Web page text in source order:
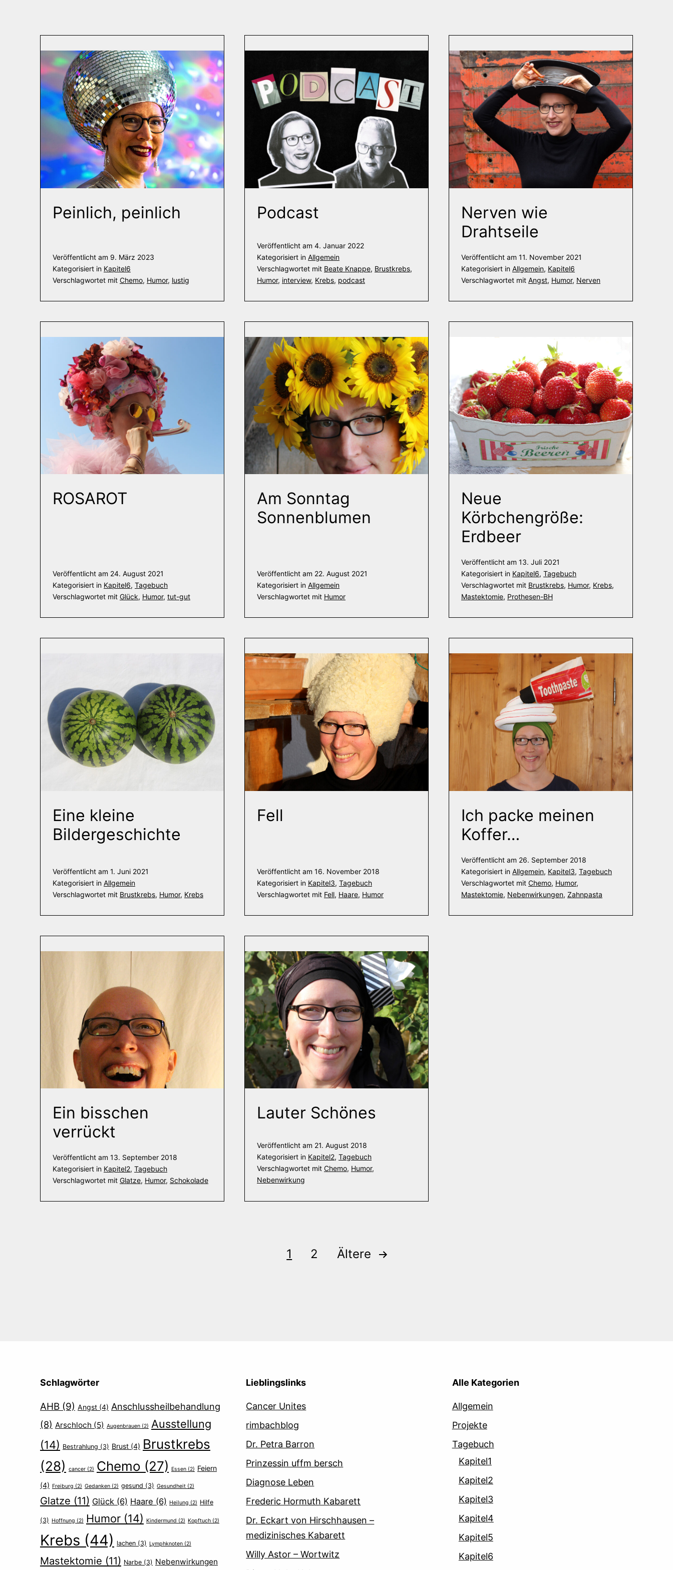
Peinlich, peinlich
Veröffentlicht am 9. März 2023
Kategorisiert in Kapitel6
Verschlagwortet mit Chemo, Humor, lustig
Podcast
Veröffentlicht am 4. Januar 2022
Kategorisiert in Allgemein
Verschlagwortet mit Beate Knappe, Brustkrebs,
Humor, interview, Krebs, podcast
Nerven wie
Drahtseile
Veröffentlicht am 11. November 2021
Kategorisiert in Allgemein, Kapitel6
Verschlagwortet mit Angst, Humor, Nerven
ROSAROT
Veröffentlicht am 24. August 2021
Kategorisiert in Kapitel6, Tagebuch
Verschlagwortet mit Glück, Humor, tut-gut
Am Sonntag
Sonnenblumen
Veröffentlicht am 22. August 2021
Kategorisiert in Allgemein
Verschlagwortet mit Humor
Neue
Körbchengröße:
Erdbeer
Veröffentlicht am 13. Juli 2021
Kategorisiert in Kapitel6, Tagebuch
Verschlagwortet mit Brustkrebs, Humor, Krebs,
Mastektomie, Prothesen-BH
Eine kleine
Bildergeschichte
Veröffentlicht am 1. Juni 2021
Kategorisiert in Allgemein
Verschlagwortet mit Brustkrebs, Humor, Krebs
Fell
Veröffentlicht am 16. November 2018
Kategorisiert in Kapitel3, Tagebuch
Verschlagwortet mit Fell, Haare, Humor
Ich packe meinen
Koffer…
Veröffentlicht am 26. September 2018
Kategorisiert in Allgemein, Kapitel3, Tagebuch
Verschlagwortet mit Chemo, Humor,
Mastektomie, Nebenwirkungen, Zahnpasta
Ein bisschen
verrückt
Veröffentlicht am 13. September 2018
Kategorisiert in Kapitel2, Tagebuch
Verschlagwortet mit Glatze, Humor, Schokolade
Lauter Schönes
Veröffentlicht am 21. August 2018
Kategorisiert in Kapitel2, Tagebuch
Verschlagwortet mit Chemo, Humor,
Nebenwirkung
1 2 Ältere
Schlagwörter
AHB (9) Angst (4) Anschlussheilbehandlung
(8) Arschloch (5) Augenbrauen (2) Ausstellung
(14) Bestrahlung (3) Brust (4) Brustkrebs
(28)
cancer (2) Chemo (27) Essen (2) Feiern
(4) Freiburg (2) Gedanken (2) gesund (3) Gesundheit (2)
Glatze (11) Glück (6) Haare (6) Heilung (2) Hilfe
(3) Hoffnung (2) Humor (14) Kindermund (2) Kopftuch (2)
Krebs (44) lachen (3) Lymphknoten (2)
Mastektomie (11) Narbe (3) Nebenwirkungen
Lieblingslinks
Cancer Unites
rimbachblog
Dr. Petra Barron
Prinzessin uffm bersch
Diagnose Leben
Frederic Hormuth Kabarett
Dr. Eckart von Hirschhausen –
medizinisches Kabarett
Willy Astor – Wortwitz
Alle Kategorien
Allgemein
Projekte
Tagebuch
Kapitel1
Kapitel2
Kapitel3
Kapitel4
Kapitel5
Kapitel6